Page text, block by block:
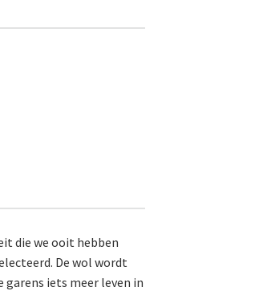
die we ooit hebben
De wol wordt
iets meer leven in